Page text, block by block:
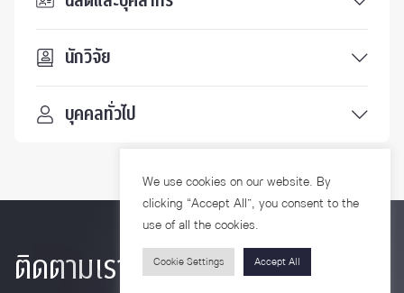
นักวิจัย
บุคคลทั่วไป
ติดตามเรา
We use cookies on our website. By
clicking “Accept All”, you consent to the
use of all the cookies.
Cookie Settings Accept All